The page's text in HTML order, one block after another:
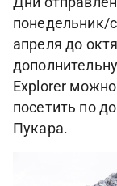
понедельник/
апреля до
Explorer
посетить по
Пукара.